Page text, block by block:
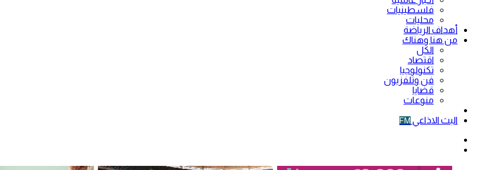
فلسطينيات
محليات
أهداف الرياضة
من هنا وهناك
الكل
اقتصاد
تكنولوجيا
فن وتلفزيون
قضايا
منوعات
البث الاذاعي FM